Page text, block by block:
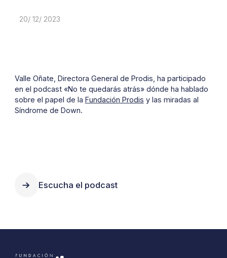
20/ 12/ 2023
Valle Oñate, Directora General de Prodis, ha participado
en el podcast«No te quedarás atrás» dónde ha hablado
sobre el papel de la Fundación Prodis y las miradas al
Síndrome de Down.
Escucha el podcast